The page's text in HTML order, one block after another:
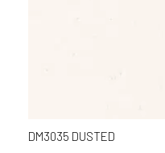
DM3035 DUSTED